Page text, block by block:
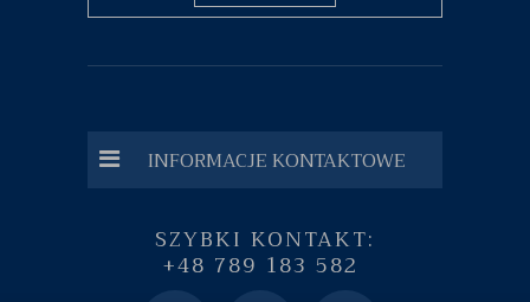
INFORMACJE KONTAKTOWE
SZYBKI KONTAKT:
+48 789 183 582